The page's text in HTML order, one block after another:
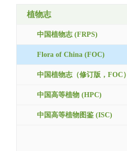
植物志
中国植物志 (FRPS)
Flora of China (FOC)
中国植物志（修订版，FOC）
中国高等植物 (HPC)
中国高等植物图鉴 (ISC)